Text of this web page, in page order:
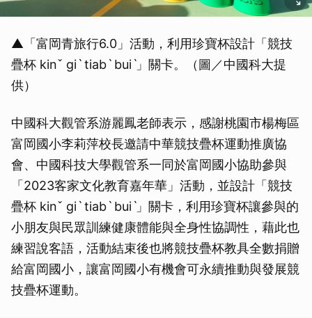
▲「富岡青旅行6.0」活動，利用珍寶杯設計「競技
疊杯 kinˇ giˋ tiabˋ buiˋ」關卡。（圖／中國科大提
供）
中國科大觀管系游麗鳳老師表示，感謝桃園市楊梅區
富岡國小李莉萍校長邀請中華競技疊杯運動推廣協
會、中國科技大學觀管系一同於富岡國小協助參與
「2023客家文化教育嘉年華」活動，並設計「競技
疊杯 kinˇ giˋ tiabˋ buiˋ」關卡，利用珍寶杯讓參與的
小朋友與民眾訓練健康體能與全身性協調性，藉此也
練習說客語，活動結束後也將競技疊杯教具全數捐贈
給富岡國小，讓富岡國小有機會可永續推動與發展競
技疊杯運動。